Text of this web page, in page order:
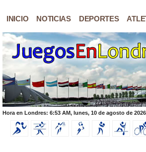
INICIO NOTICIAS DEPORTES
Hora en Londres: 6:53 AM, lunes, 10 de agosto de 2026